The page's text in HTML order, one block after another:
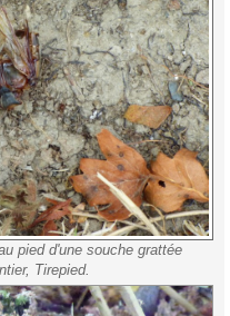
pied d'une souche grattée
Tirepied.